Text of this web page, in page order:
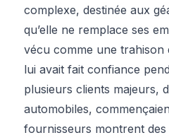
complexe, destinée aux
qu’elle ne remplace ses
vécu comme une trahison
lui avait fait confiance
plusieurs clients majeurs,
automobiles,
fournisseurs montrent des